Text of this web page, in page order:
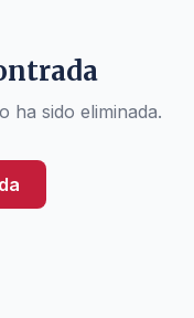
ha sido eliminada.